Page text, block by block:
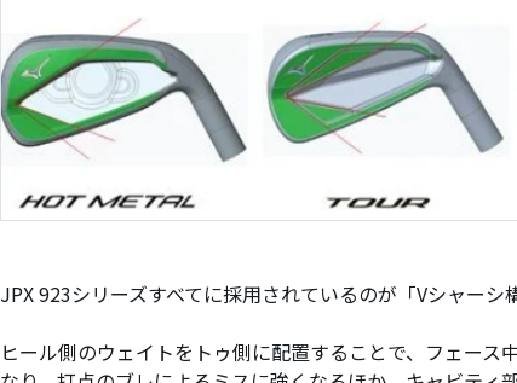
JPX 923シリーズすべてに採用されているのが「Vシャーシ
ヒール側のウェイトをトゥ側に配置することで、フェース